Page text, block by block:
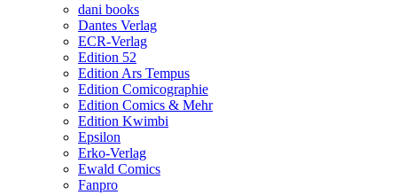
dani books
Dantes Verlag
ECR-Verlag
Edition 52
Edition Ars Tempus
Edition Comicographie
Edition Comics & Mehr
Edition Kwimbi
Epsilon
Erko-Verlag
Ewald Comics
Fanpro